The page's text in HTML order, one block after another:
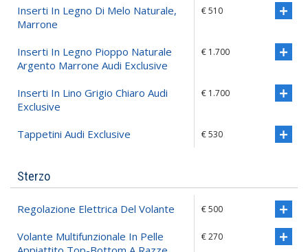
Inserti In Legno Di Melo Naturale,
Marrone
€ 510
Inserti In Legno Pioppo Naturale
Argento Marrone Audi Exclusive
€ 1.700
Inserti In Lino Grigio Chiaro Audi
Exclusive
€ 1.700
Tappetini Audi Exclusive € 530
Sterzo
Regolazione Elettrica Del Volante € 500
Volante Multifunzionale In Pelle
€ 270